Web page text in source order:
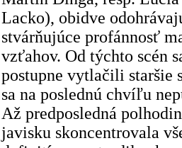
Lacko), obidve
stvárňujúce profánnosť
vzťahov. Od týchto scén
postupne vytlačili staršie
sa na poslednú chvíľu
Až predposledná
javisku skoncentrovala